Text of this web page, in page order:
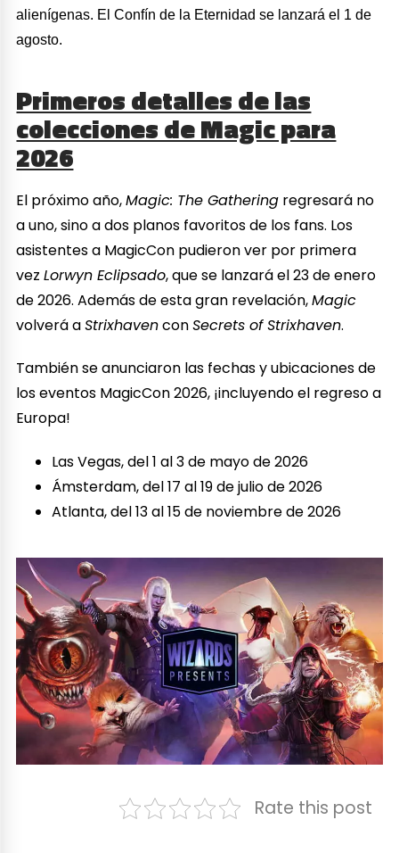
alienígenas. El Confín de la Eternidad se lanzará el 1 de
agosto.
Primeros detalles de las
colecciones de Magic para
2026
El próximo año,Magic: The Gathering regresará no
a uno, sino a dos planos favoritos de los fans. Los
asistentes a MagicCon pudieron ver por primera
vezLorwyn Eclipsado, que se lanzará el 23 de enero
de 2026. Además de esta gran revelación,Magic
volverá aStrixhavenconSecrets of Strixhaven.
También se anunciaron las fechas y ubicaciones de
los eventos MagicCon 2026, ¡incluyendo el regreso a
Europa!
Las Vegas, del 1 al 3 de mayo de 2026
Ámsterdam, del 17 al 19 de julio de 2026
Atlanta, del 13 al 15 de noviembre de 2026
Rate this post